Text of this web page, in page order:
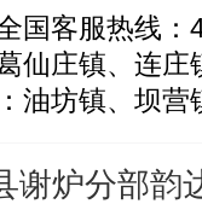
国客服热线：
仙庄镇、连庄
油坊镇、坝营
谢炉分部韵